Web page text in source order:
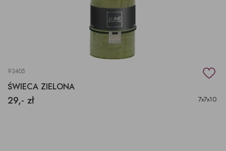
93405
ŚWIECA ZIELONA
29,- zł 7x7x10